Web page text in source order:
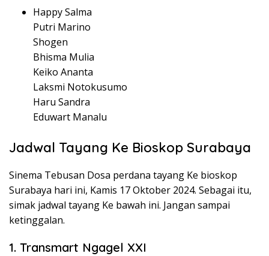
Happy Salma
Putri Marino
Shogen
Bhisma Mulia
Keiko Ananta
Laksmi Notokusumo
Haru Sandra
Eduwart Manalu
Jadwal Tayang Ke Bioskop Surabaya
Sinema Tebusan Dosa perdana tayang Ke bioskop
Surabaya hari ini, Kamis 17 Oktober 2024. Sebagai itu,
simak jadwal tayang Ke bawah ini. Jangan sampai
ketinggalan.
1. Transmart Ngagel XXI